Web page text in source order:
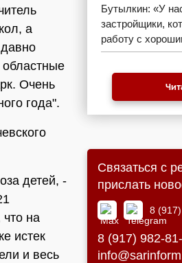
а
Очень
года".
детей, -
на
истек
и весь
Бутылкин: «У
застройщики,
работу с
Связаться с
прислать
8
8 (917) 982-